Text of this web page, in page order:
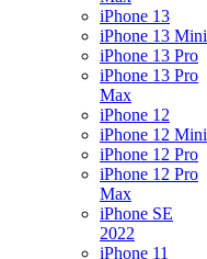
iPhone 13
iPhone 13 Mini
iPhone 13 Pro
iPhone 13 Pro
Max
iPhone 12
iPhone 12 Mini
iPhone 12 Pro
iPhone 12 Pro
Max
iPhone SE
2022
iPhone 11